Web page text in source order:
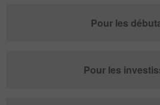
Pour les
Pour les